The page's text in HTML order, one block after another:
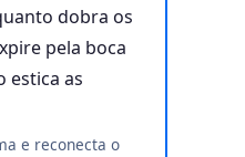
dobra os
pela boca
estica as
e reconecta o